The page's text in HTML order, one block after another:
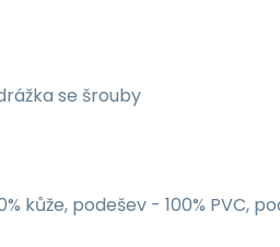
se šrouby
kůže, podešev - 100% PVC,